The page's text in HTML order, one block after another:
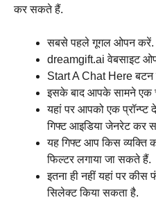
कर सकते हैं.
सबसे पहले गूगल ओपन करें.
dreamgift.ai वेबसाइट
Start A Chat Here बटन
इसके बाद आपके सामने एक
यहां पर आपको एक
गिफ्ट आइडिया जेनरेट कर
यह गिफ्ट आप किस व्यक्ति
फिल्टर लगाया जा सकते हैं.
इतना ही नहीं यहां पर
सिलेक्ट किया सकता है.